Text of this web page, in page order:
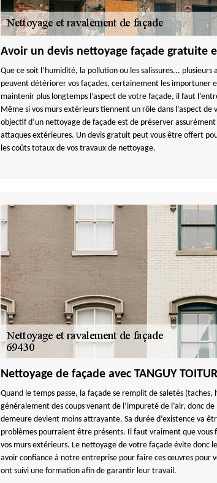
Avoir un devis nettoyage façade gratuite
Que ce soit l’humidité, la pollution ou les salissures... plusieurs
peuvent détériorer vos façades, certainement les importuner
maintenir plus longtemps l’aspect de votre façade, il faut
Même si vos murs extérieurs tiennent un rôle dans l’aspect
objectif d’un nettoyage de façade est de préserver assurément
attaques extérieures. Un devis gratuit peut vous être offert
les coûts totaux de vos travaux de nettoyage.
Nettoyage de façade avec TANGUY
Quand le temps passe, la façade se remplit de saletés
généralement des coups venant de l’impureté de l’air, donc
demeure devient moins attrayante. Sa durée d’existence va
problèmes pourraient être présents. Il faut vraiment que vous
vos murs extérieurs. Le nettoyage de votre façade évite donc
avoir confiance à notre entreprise pour faire ces œuvres pour
ont suivi une formation afin de garantir leur travail.